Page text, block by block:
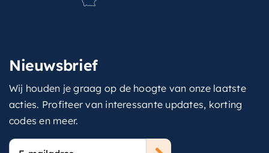
Nieuwsbrief
Wij houden je graag op de hoogte van onze laatste
acties. Profiteer van interessante updates, korting
codes en meer.
E-